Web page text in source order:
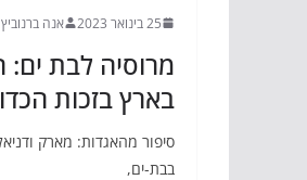
25 בינואר 2023 אנה ברנוביץ
מרוסיה לבת
בארץ בזכות
סיפור מהאגדות: מארק
בבת-ים,